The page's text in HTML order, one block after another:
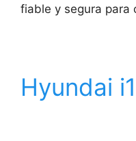
fiable y segura para
Hyundai